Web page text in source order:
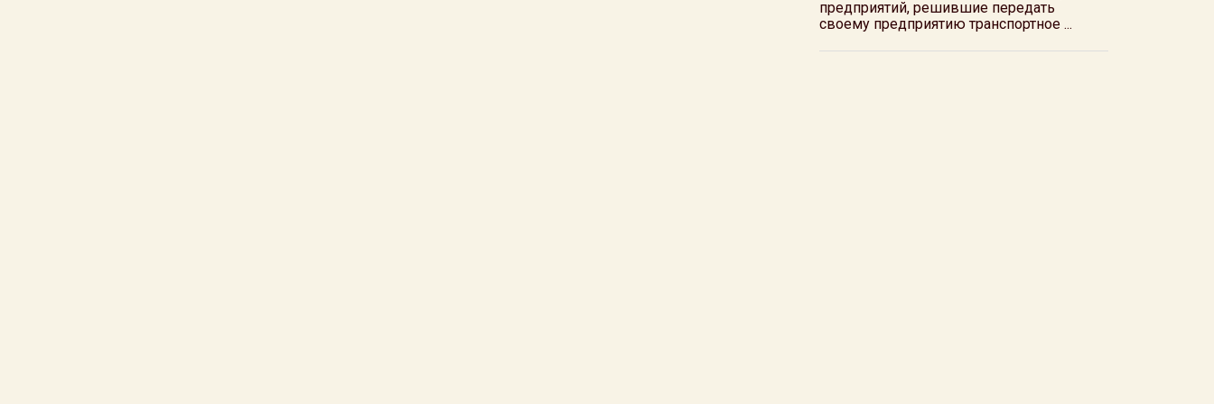
предприятий, решившие передать
своему предприятию транспортное ...